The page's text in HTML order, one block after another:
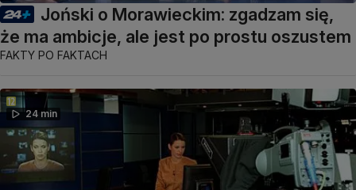
Joński o Morawieckim: zgadzam się,
że ma ambicje, ale jest po prostu oszustem
FAKTY PO FAKTACH
24 min